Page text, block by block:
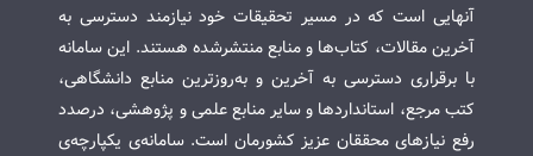
آنهایی است که در مسیر تحقیقات خود نیازمند دسترسی به
آخرین مقالات، کتاب‌ها و منابع منتشرشده هستند. این سامانه
با برقراری دسترسی به آخرین و به‌روزترین منابع دانشگاهی،
کتب مرجع، استانداردها و سایر منابع علمی و پژوهشی، درصدد
رفع نیازهای محققان عزیز کشورمان است. سامانه‌ی یکپارچه‌ی